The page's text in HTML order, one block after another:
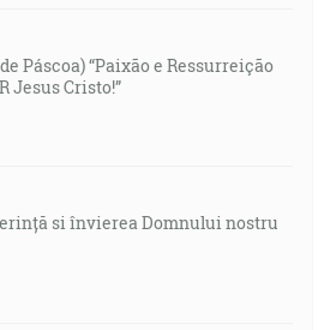
Páscoa) “Paixão e Ressurreição
Jesus Cristo!”
si învierea Domnului nostru